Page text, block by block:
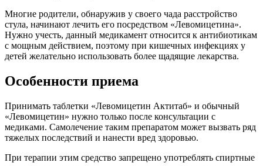
Многие родители, обнаружив у своего чада расстройство
стула, начинают лечить его посредством «Левомицетина».
Нужно учесть, данный медикамент относится к антибиотикам
с мощным действием, поэтому при кишечных инфекциях у
детей желательно использовать более щадящие лекарства.
Особенности приема
Принимать таблетки «Левомицетин Актитаб» и обычный
«Левомицетин» нужно только после консультации с
медиками. Самолечение таким препаратом может вызвать ряд
тяжелых последствий и нанести вред здоровью.
При терапии этим средство запрещено употреблять спиртные